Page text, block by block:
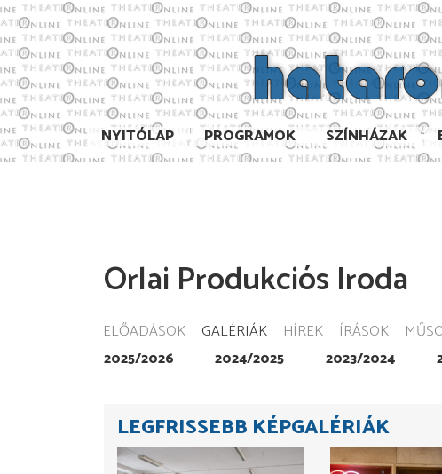
NYITÓLAP PROGRAMOK SZÍNHÁZAK
Orlai Produkciós Iroda
ELŐADÁSOK GALÉRIÁK HÍREK ÍRÁSOK
2025/2026 2024/2025 2023/2024
LEGFRISSEBB KÉPGALÉRIÁK